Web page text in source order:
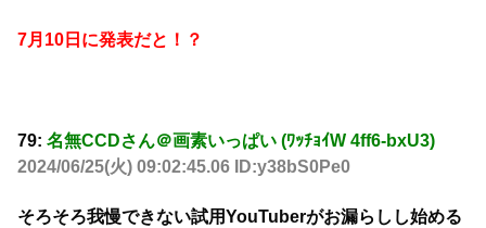
7月10日に発表だと！？
79: 名無CCDさん＠画素いっぱい (ﾜｯﾁｮｲW 4ff6-bxU3)
2024/06/25(火) 09:02:45.06 ID:y38bS0Pe0
そろそろ我慢できない試用YouTuberがお漏らしし始める